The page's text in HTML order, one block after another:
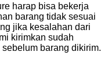
harap bisa bekerja
barang tidak sesuai
jika kesalahan dari
kirimkan sudah
barang dikirim.